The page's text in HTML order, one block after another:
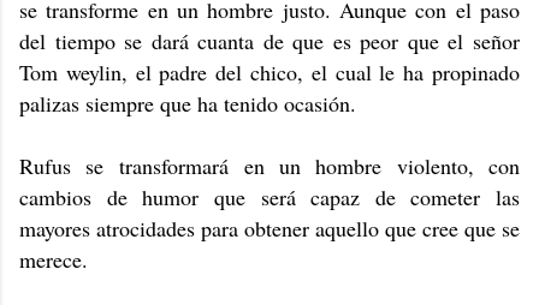
se transforme en un hombre justo. Aunque con el paso
del tiempo se dará cuanta de que es peor que el señor
Tom weylin, el padre del chico, el cual le ha propinado
palizas siempre que ha tenido ocasión.
Rufus se transformará en un hombre violento, con
cambios de humor que será capaz de cometer las
mayores atrocidades para obtener aquello que cree que se
merece.